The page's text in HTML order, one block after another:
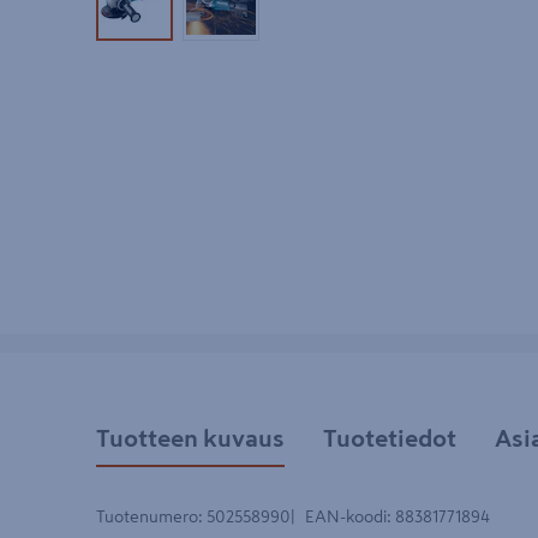
Tuotekuva 1Tuotekuva 2
Tuotteen kuvaus Tuotetiedot
Tuotenumero: 502558990 EAN-koodi: 88381771894